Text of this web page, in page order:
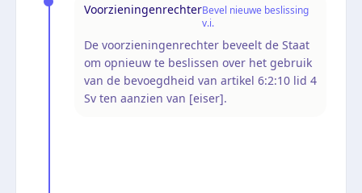
VoorzieningenrechterBevel nieuwe beslissing
v.i.
De voorzieningenrechter beveelt de Staat
om opnieuw te beslissen over het gebruik
van de bevoegdheid van artikel 6:2:10 lid 4
Sv ten aanzien van [eiser].